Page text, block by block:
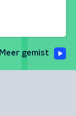
Meer gemist